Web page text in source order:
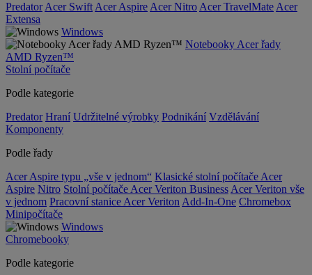
Predator Acer Swift Acer Aspire Acer Nitro Acer TravelMate Acer
Extensa
Windows
Notebooky Acer řady
AMD Ryzen™
Stolní počítače
Podle kategorie
Predator Hraní Udržitelné výrobky Podnikání Vzdělávání
Komponenty
Podle řady
Acer Aspire typu „vše v jednom“ Klasické stolní počítače Acer
Aspire Nitro Stolní počítače Acer Veriton Business Acer Veriton vše
v jednom Pracovní stanice Acer Veriton Add-In-One Chromebox
Minipočítače
Windows
Chromebooky
Podle kategorie